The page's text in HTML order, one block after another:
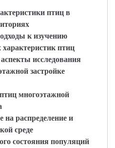
птиц в
к изучению
характеристик птиц
исследования
застройке
многоэтажной
распределение и
среде
состояния популяций